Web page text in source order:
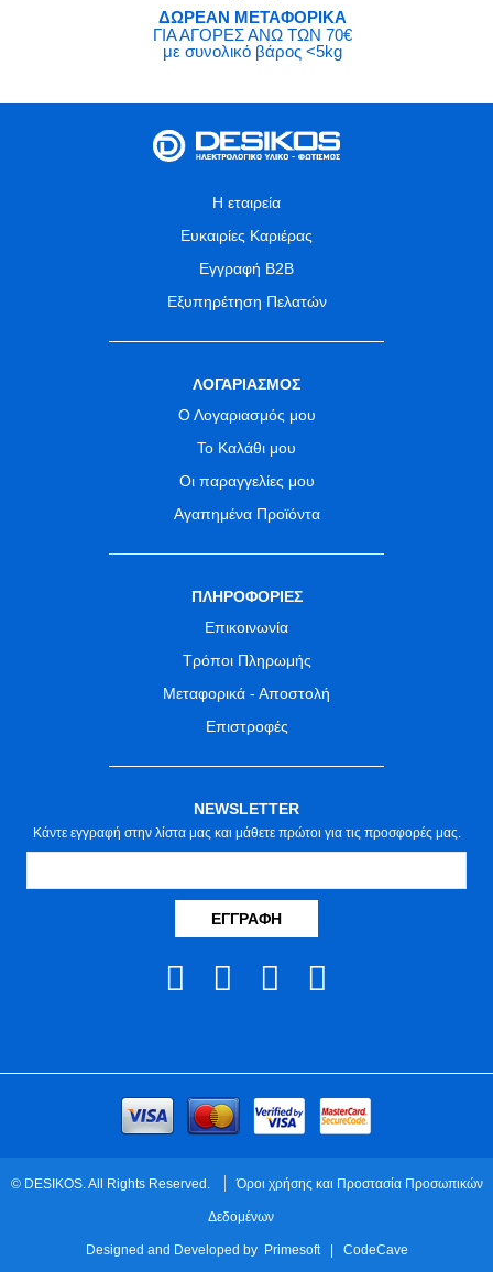
ΔΩΡΕΑΝ ΜΕΤΑΦΟΡΙΚΑ
ΓΙΑ ΑΓΟΡΕΣ ΑΝΩ ΤΩΝ 70€
με συνολικό βάρος <5kg
Η εταιρεία
Ευκαιρίες Καριέρας
Εγγραφή B2B
Εξυπηρέτηση Πελατών
ΛΟΓΑΡΙΑΣΜΟΣ
Ο Λογαριασμός μου
Το Καλάθι μου
Οι παραγγελίες μου
Αγαπημένα Προϊόντα
ΠΛΗΡΟΦΟΡΙΕΣ
Επικοινωνία
Τρόποι Πληρωμής
Μεταφορικά - Αποστολή
Επιστροφές
NEWSLETTER
Κάντε εγγραφή στην λίστα μας και μάθετε πρώτοι για τις προσφορές μας.
ΕΓΓΡΑΦΉ
© DESIKOS. All Rights Reserved.
Όροι χρήσης και Προστασία Προσωπικών
Δεδομένων
Designed and Developed by Primesoft| CodeCave